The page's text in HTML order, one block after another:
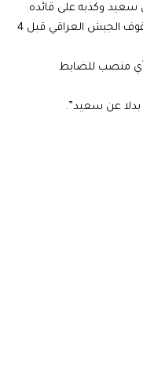
سعيد وكذبه على قائده
مما ادى الى سقوط شهداء وجرحى في صفوف الجيش العراقي قبل 4
أي منصب للضابط
بدلا عن سعيد”.